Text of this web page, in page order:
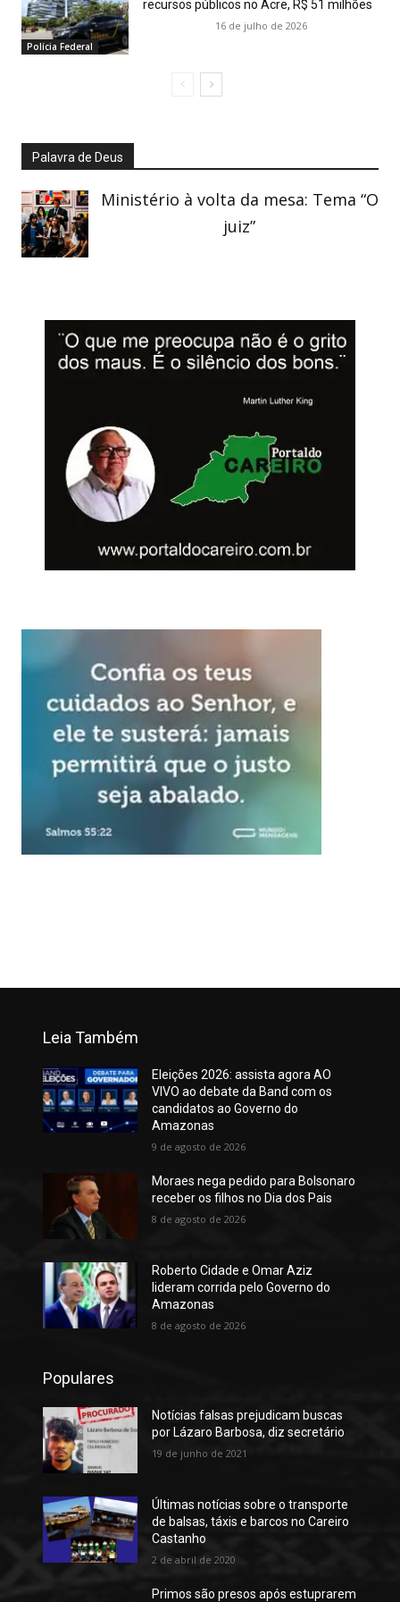
Polícia Federal
recursos públicos no Acre, R$ 51 milhões
16 de julho de 2026
Palavra de Deus
Ministério à volta da mesa: Tema “O
juiz”
Leia Também
Eleições 2026: assista agora AO
VIVO ao debate da Band com os
candidatos ao Governo do
Amazonas
9 de agosto de 2026
Moraes nega pedido para Bolsonaro
receber os filhos no Dia dos Pais
8 de agosto de 2026
Roberto Cidade e Omar Aziz
lideram corrida pelo Governo do
Amazonas
8 de agosto de 2026
Populares
Notícias falsas prejudicam buscas
por Lázaro Barbosa, diz secretário
19 de junho de 2021
Últimas notícias sobre o transporte
de balsas, táxis e barcos no Careiro
Castanho
2 de abril de 2020
Primos são presos após estuprarem